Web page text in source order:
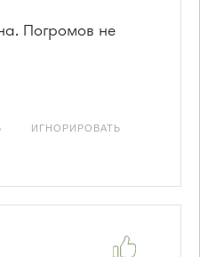
Погромов не
ИГНОРИРОВАТЬ